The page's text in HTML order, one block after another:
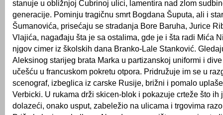
stanuje u obližnjoj Čubrinoj ulici, lamentira nad zlom
generacije. Pominju tragičnu smrt Bogdana Šuputa, ali i
Šumanovića, prisećaju se stradanja Bore Baruha, Jurice
Vlajića, nagađaju šta je sa ostalima, gde je i šta radi Mića
njgov cimer iz školskih dana Branko-Lale Stanković.
Aleksinog starijeg brata Marka u partizanskoj uniformi i
učešću u francuskom pokretu otpora. Pridružuje im se u
scenograf, izbeglica iz carske Rusije, brižni i pomalo
Verbicki. U rukama drži skicen-blok i pokazuje crteže što ih
dolazeći, onako usput, zabeležio na ulicama i trgovima